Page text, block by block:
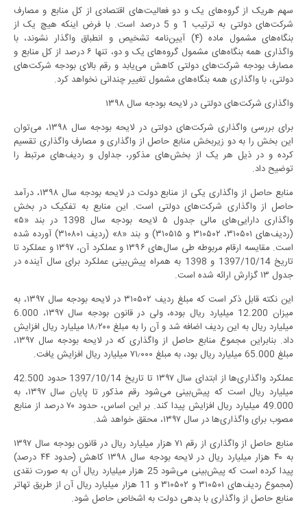
سهم هریک از گروه‌های یک و دو فعالیت‌های اقتصادی از کل منابع و مصارف
شرکت‌های دولتی به ترتیب 1 و 5 درصد است. با فرض اینکه هیچ یک از
بنگاه‌های مشمول ماده (۴) آیین‌نامه تشخیص و انطباق واگذار نشوند، با
واگذاری همه بنگاه‌های مشمول گروه‌های یک و دو، تنها ۶ درصد از کل منابع و
مصارف بودجه شرکت‌های دولتی کاهش می‌یابد و رقم بالای بودجه شرکت‌های
دولتی، با واگذاری همه بنگاه‌های مشمول تغییر چندانی نخواهد کرد.
واگذاری شرکت‌های دولتی در لایحه بودجه سال ۱۳۹۸
برای بررسی واگذاری شرکت‌های دولتی در لایحه بودجه سال ۱۳۹۸، می‌توان
این بخش را به دو زیربخش منابع حاصل از واگذاری و مصارف واگذاری تقسیم
کرده و در ذیل هر یک از بخش‌های مذکور، جداول و ردیف‌های مرتبط را
توضیح داد.
منابع حاصل از واگذاری یکی از منابع دولت در لایحه بودجه سال ۱۳۹۸، درآمد
حاصل از واگذاری شرکت‌های دولتی است. این منابع به تفکیک در بخش
واگذاری دارایی‌های مالی جدول ۵ لایحه بودجه سال 1398 در بند «۵»
(ردیف‌های ۳۱۰۵۰۱، ۳۱۰۵۰۲ و ۳۱۰۵۱۵) و بند «۸» (ردیف ۳۱۰۸۰۱) آورده شده
است. مقایسه ارقام مربوطه طی سال‌های ۱۳۹۶ و عملکرد آن، ۱۳۹۷ و عملکرد تا
تاریخ 1397/10/14 و 1398 به همراه پیش‌بینی عملکرد برای سال آینده در
جدول ۱۳ گزارش ارائه شده است.
این نکته قابل ذکر است که مبلغ ردیف ۳۱۰۵۰۲ در لایحه بودجه سال ۱۳۹۷، به
میزان 12.200 میلیارد ریال بوده، ولی در قانون بودجه سال ۱۳۹۷، 6.000
میلیارد ریال به این ردیف اضافه شد و آن را به مبلغ ۱۸٫۲۰۰ میلیارد ریال افزایش
داد. بنابراین مجموع منابع حاصل از واگذاری که در لایحه بودجه سال ۱۳۹۷،
مبلغ 65.000 میلیارد ریال بود، به مبلغ ۷۱٫۰۰۰ میلیارد ریال افزایش یافت.
عملکرد واگذاری‌ها از ابتدای سال ۱۳۹۷ تا تاریخ 1397/10/14 حدود 42.500
میلیارد ریال است که پیش‌بینی می‌شود رقم مذکور تا پایان سال ۱۳۹۷، به
49.000 میلیارد ریال افزایش پیدا کند. بر این اساس، حدود ۷۰ درصد از منابع
مصوب برای واگذاری‌ها در سال ۱۳۹۷، محقق خواهد شد.
منابع حاصل از واگذاری از رقم ۷۱ هزار میلیارد ریال در قانون بودجه سال ۱۳۹۷
به ۴۰ هزار میلیارد ریال در لایحه بودجه سال ۱۳۹۸ کاهش (حدود ۴۴ درصد)
پیدا کرده است که پیش‌بینی می‌شود 25 هزار میلیارد ریال آن به صورت نقدی
(مجموع ردیف‌های ۳۱۰۵۰۱ و ۳۱۰۵۰۲ و 11 هزار میلیارد ریال آن از طریق تهاتر
منابع حاصل از واگذاری با بدهی دولت به اشخاص حاصل شود.